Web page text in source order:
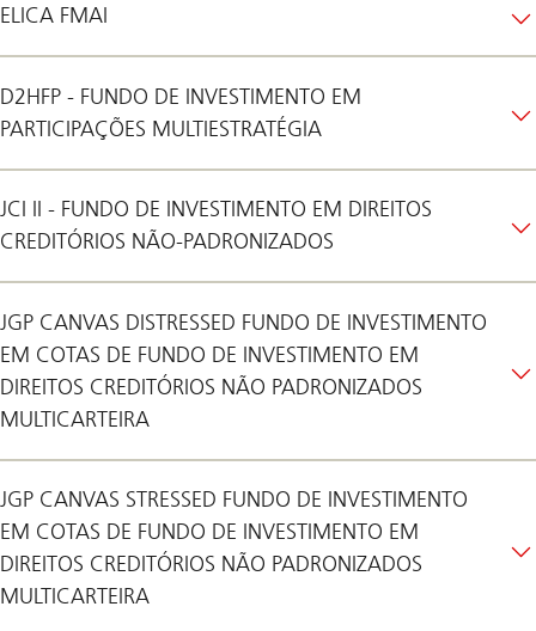
ELICA FMAI
D2HFP - FUNDO DE INVESTIMENTO EM
PARTICIPAÇÕES MULTIESTRATÉGIA
JCI II - FUNDO DE INVESTIMENTO EM DIREITOS
CREDITÓRIOS NÃO-PADRONIZADOS
JGP CANVAS DISTRESSED FUNDO DE INVESTIMENTO
EM COTAS DE FUNDO DE INVESTIMENTO EM
DIREITOS CREDITÓRIOS NÃO PADRONIZADOS
MULTICARTEIRA
JGP CANVAS STRESSED FUNDO DE INVESTIMENTO
EM COTAS DE FUNDO DE INVESTIMENTO EM
DIREITOS CREDITÓRIOS NÃO PADRONIZADOS
MULTICARTEIRA